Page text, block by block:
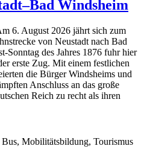
Windsheim
6. August 2026 jährt sich zum
von Neustadt nach Bad
Sonntag des Jahres 1876 fuhr hier
erste Zug. Mit einem festlichen
die Bürger Windsheims und
Anschluss an das große
Reich zu recht als ihren
Mobilitätsbildung, Tourismus